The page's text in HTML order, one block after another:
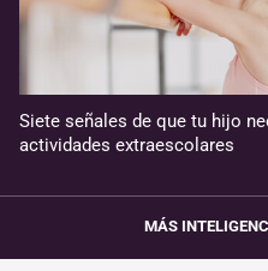
Siete señales de que tu hijo
actividades extraescolares
MÁS